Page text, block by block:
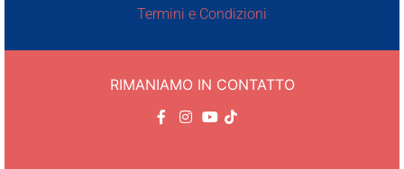
Termini e Condizioni
RIMANIAMO IN CONTATTO